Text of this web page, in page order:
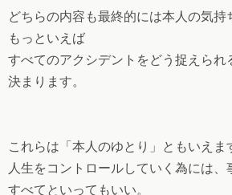
どちらの内容も最終的には本人の気持
もっといえば
すべてのアクシデントをどう捉えられ
決まります。
これらは「本人のゆとり」ともいえま
人生をコントロールしていく為には
すべてといってもいい。